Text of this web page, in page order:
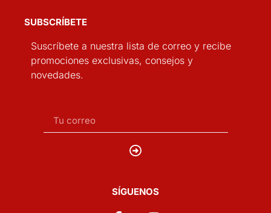
SUBSCRÍBETE
Suscríbete a nuestra lista de correo y recibe
promociones exclusivas, consejos y
novedades.
SÍGUENOS